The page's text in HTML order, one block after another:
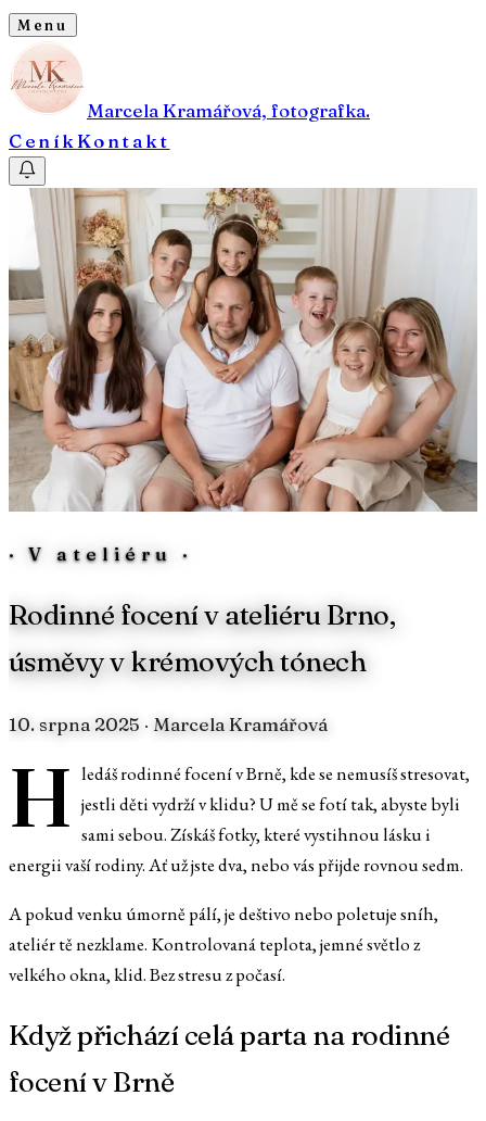
Menu
Marcela Kramářová, fotografka.
CeníkKontakt
·V ateliéru ·
Rodinné focení v ateliéru Brno,
úsměvy v krémových tónech
10. srpna 2025 · Marcela Kramářová
H ledáš rodinné focení v Brně, kde se nemusíš stresovat,
jestli děti vydrží v klidu? U mě se fotí tak, abyste byli
sami sebou. Získáš fotky, které vystihnou lásku i
energii vaší rodiny. Ať už jste dva, nebo vás přijde rovnou sedm.
A pokud venku úmorně pálí, je deštivo nebo poletuje sníh,
ateliér tě nezklame. Kontrolovaná teplota, jemné světlo z
velkého okna, klid. Bez stresu z počasí.
Když přichází celá parta na rodinné
focení v Brně